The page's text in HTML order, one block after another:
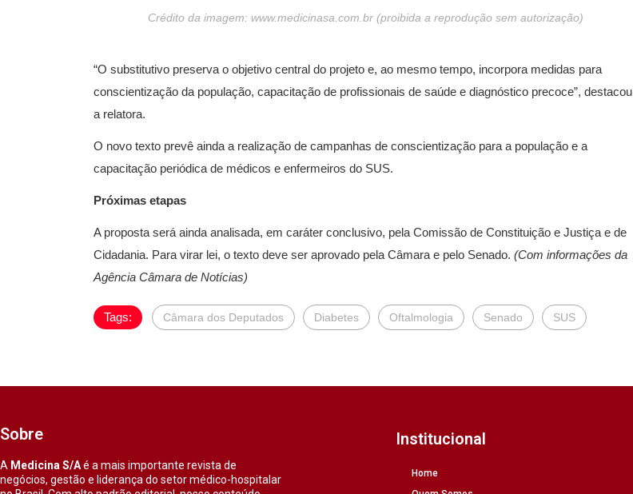
Crédito da imagem: www.medicinasa.com.br (proibida a reprodução sem autorização)
“O substitutivo preserva o objetivo central do projeto e, ao mesmo tempo, incorpora medidas para
conscientização da população, capacitação de profissionais de saúde e diagnóstico precoce”, destacou
a relatora.
O novo texto prevê ainda a realização de campanhas de conscientização para a população e a
capacitação periódica de médicos e enfermeiros do SUS.
Próximas etapas
A proposta será ainda analisada, em caráter conclusivo, pela Comissão de Constituição e Justiça e de
Cidadania. Para virar lei, o texto deve ser aprovado pela Câmara e pelo Senado. (Com informações da
Agência Câmara de Notícias)
Tags: Câmara dos Deputados Diabetes Oftalmologia Senado SUS
Sobre
A Medicina S/Aé a mais importante revista de
negócios, gestão e liderança do setor médico-hospitalar
Institucional
Home